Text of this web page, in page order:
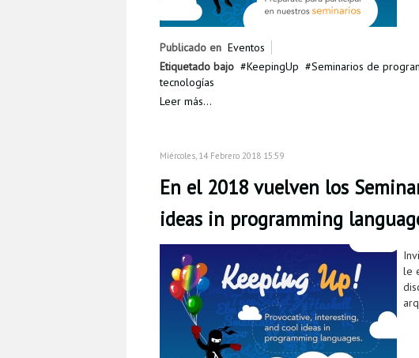
Publicado en Eventos
Etiquetado bajo
KeepingUp Seminarios de
tecnologías
Leer más...
Miércoles, 14 Febrero 2018 15:59
En el 2018 vuelven los
ideas in programming
le